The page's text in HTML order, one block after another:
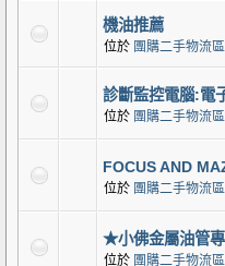
機油推薦
位於 團購二手物流區
診斷監控電腦:電
位於 團購二手物流區
FOCUS AND
位於 團購二手物流區
★小佛金屬油管
位於 團購二手物流區